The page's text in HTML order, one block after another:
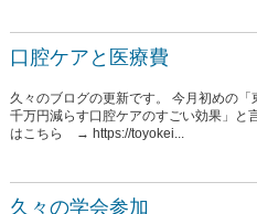
口腔ケアと医療費
久々のブログの更新です。 今月初めの
千万円減らす口腔ケアのすごい効果」と
はこちら → https://toyokei...
久々の学会参加